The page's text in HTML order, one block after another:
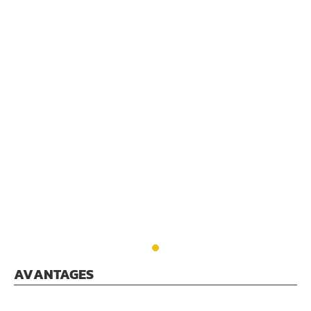
AVANTAGES